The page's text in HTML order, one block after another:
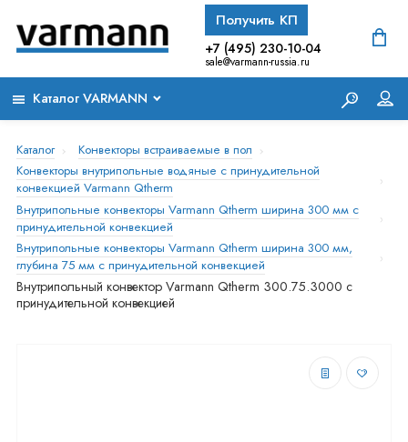
Получить КП
+7 (495) 230-10-04
sale@varmann-russia.ru
Каталог VARMANN
Каталог
Конвекторы встраиваемые в пол
Конвекторы внутрипольные водяные с принудительной
конвекцией Varmann Qtherm
Внутрипольные конвекторы Varmann Qtherm ширина 300 мм с
принудительной конвекцией
Внутрипольные конвекторы Varmann Qtherm ширина 300 мм,
глубина 75 мм с принудительной конвекцией
Внутрипольный конвектор Varmann Qtherm 300.75.3000 с
принудительной конвекцией